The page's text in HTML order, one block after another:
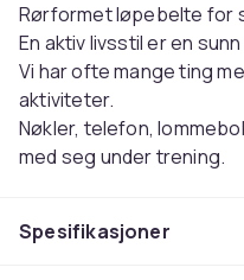
Rørformet løpebelte for
En aktiv livsstil er en
Vi har ofte mange ting
aktiviteter.
Nøkler, telefon,
med seg under trening.
Løsningen er en fleksibel
Spesifikasjoner